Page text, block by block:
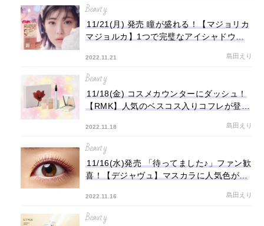
Beauty
11/21(月) 発売 瞳が盛れる！【マジョリカ
マジョルカ】1つで完璧なアイシャドウパ
2022.11.21 島田えり
Beauty
11/18(金) コスメカウンターにダッシュ！
【RMK】人気のベスコス入りコフレが登場
2022.11.18 島田えり
Beauty
11/16(水)発売 「待ってました♪」ファン歓
喜！【デジャヴュ】マスカラに人気色が復
2022.11.16 島田えり
Beauty